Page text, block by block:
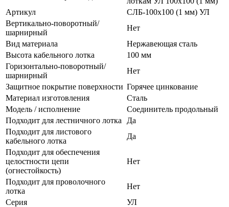
Артикул
СЛБ-100х100 (1 мм) УЛ
Вертикально-поворотный/
шарнирный
Нет
Вид материала
Нержавеющая сталь
Высота кабельного лотка
100 мм
Горизонтально-поворотный/
шарнирный
Нет
Защитное покрытие поверхности Горячее цинкование
Материал изготовления
Сталь
Модель / исполнение
Соединитель продольный
Подходит для лестничного лотка
Да
Подходит для листового
кабельного лотка
Да
Подходит для обеспечения
целостности цепи
(огнестойкость)
Нет
Подходит для проволочного
лотка
Нет
Серия
УЛ